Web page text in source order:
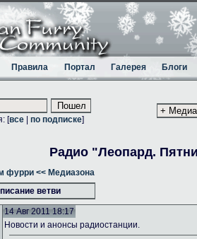
Правила Портал Галерея Блоги
[все по подписке]
Радио "Леопард.
фурри << Медиазона
ветви
14 Авг 2011 18:17
Новости и анонсы радиостанции.